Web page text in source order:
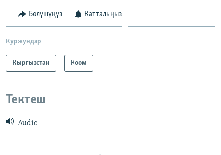
ЭЖЕ-СИҢДИЛЕР
ЫҢГАЙСЫЗ СУРООЛОР
ОНЛАЙН ШЕРИНЕ
Бөлүшүңүз Катталыңыз
Куржундар
Кыргызстан Коом
Тектеш
Audio